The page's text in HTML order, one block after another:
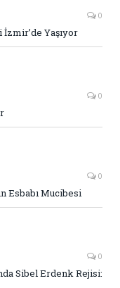
0
Yaşıyor
0
0
Esbabı Mucibesi
0
Sibel Erdenk Rejisi: